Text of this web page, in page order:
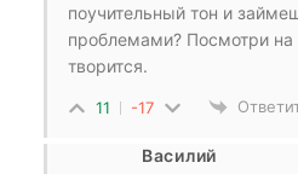
поучительный тон и
проблемами? Посмотри на
творится.
11 -17
Василий